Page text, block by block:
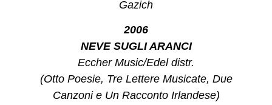
Gazich
2006
NEVE SUGLI ARANCI
Eccher Music/Edel distr.
(Otto Poesie, Tre Lettere Musicate, Due
Canzoni e Un Racconto Irlandese)